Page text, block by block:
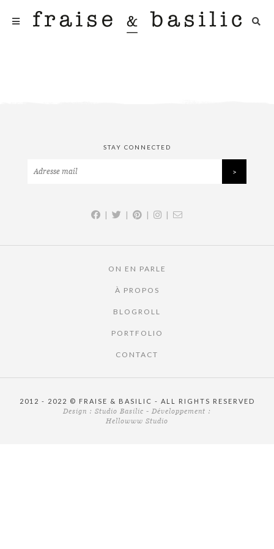
STAY CONNECTED
| | | |
ON EN PARLE
À PROPOS
BLOGROLL
PORTFOLIO
CONTACT
2012 - 2022 © FRAISE & BASILIC - ALL RIGHTS RESERVED
Design : Studio Basilic - Développement :
Hellowww Studio